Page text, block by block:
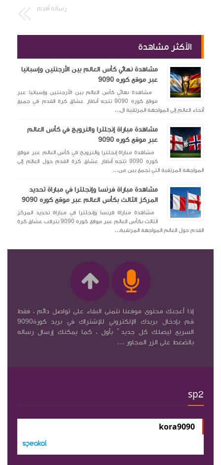
رسالة أقدم
الأكثر مشاهدة
مشاهدة نهائي كأس العالم بين الأرجنتين وإسبانيا
عبر موقع كوره 9090
مشاهدة نهائي كأس العالم بين الأرجنتين وإسبانيا عبر
موقع كوره 9090 تتجه أنظار عشاق كرة القدم في جميع
أنحاء العالم إلى المواجهة المرتقبة ال...
مشاهدة مباراة إنجلترا والنرويج في كأس العالم
عبر موقع كوره 9090
مشاهدة مباراة إنجلترا والنرويج في كأس العالم عبر موقع
كوره 9090 تتجه أنظار عشاق كرة القدم حول العالم إلى
المواجهة المرتقبة التي تجمع بين من...
مشاهدة مباراة فرنسا وإنجلترا في مباراة تحديد
المركز الثالث بكأس العالم عبر موقع كوره 9090
مشاهدة مباراة فرنسا وإنجلترا في مباراة تحديد المركز
الثالث بكأس العالم عبر موقع كوره 9090 يترقب عشاق كرة
القدم حول العالم المواجهة المرتقبة...
إذا أعجبك محتوى موقعنا نتمنى البقاء على تواصل دائم ، فقط
قم بإدخال بريدك الإلكتروني للإشتراك في بريد كورة9090
السريع ليصلك كل جديد ً بأول ، كما يمكنك إرسال رساله
بالضغط على الزر المجاور ...
sp2
kora9090